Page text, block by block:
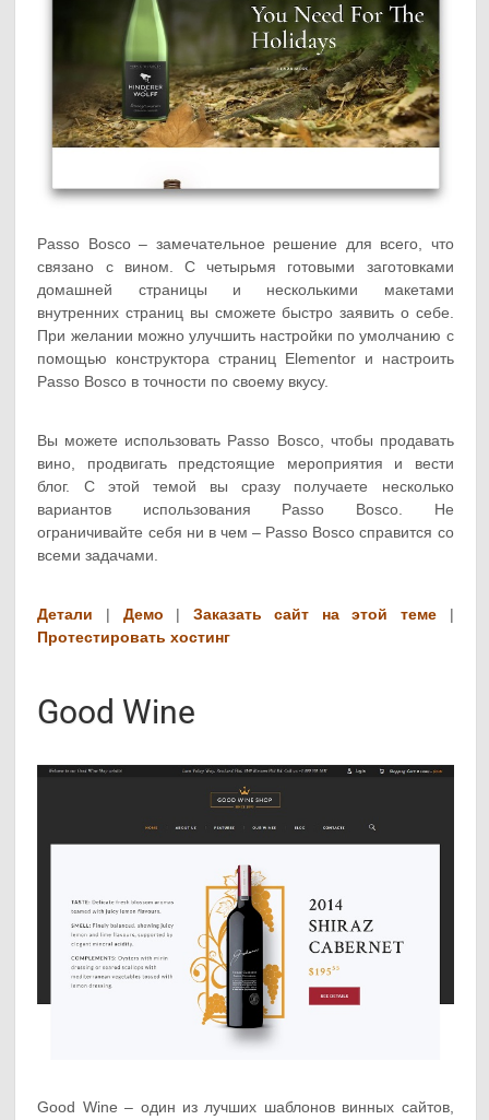
Passo Bosco – замечательное решение для всего, что
связано с вином. С четырьмя готовыми заготовками
домашней страницы и несколькими макетами
внутренних страниц вы сможете быстро заявить о себе.
При желании можно улучшить настройки по умолчанию с
помощью конструктора страниц Elementor и настроить
Passo Bosco в точности по своему вкусу.
Вы можете использовать Passo Bosco, чтобы продавать
вино, продвигать предстоящие мероприятия и вести
блог. С этой темой вы сразу получаете несколько
вариантов использования Passo Bosco. Не
ограничивайте себя ни в чем – Passo Bosco справится со
всеми задачами.
Детали | Демо | Заказать сайт на этой теме |
Протестировать хостинг
Good Wine
Good Wine – один из лучших шаблонов винных сайтов,